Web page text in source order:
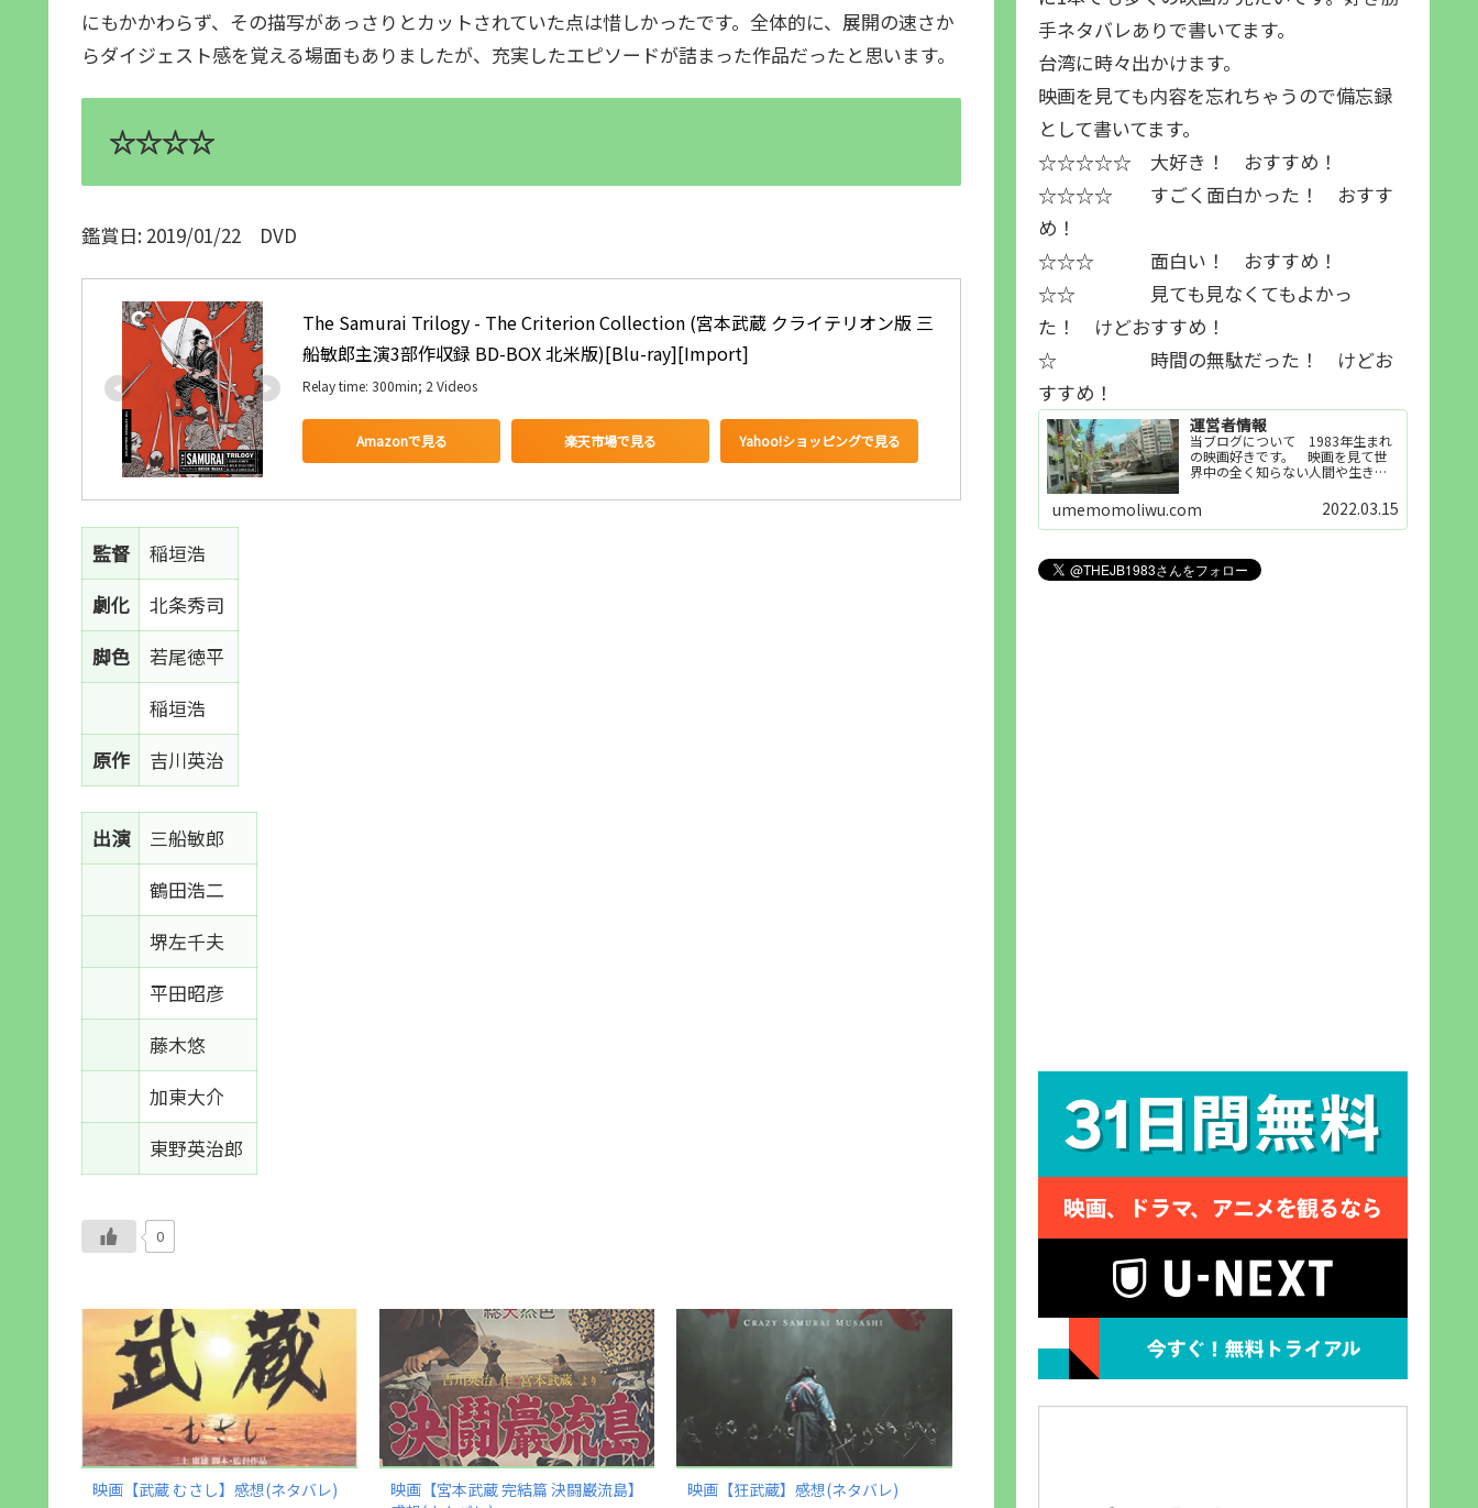
にもかかわらず、その描写があっさりとカットされていた点は惜しかったです。全体的に、展開の速さか
らダイジェスト感を覚える場面もありましたが、充実したエピソードが詰まった作品だったと思います。
☆☆☆☆
鑑賞日: 2019/01/22 DVD
The Samurai Trilogy - The Criterion Collection (宮本武蔵 クライテリオン版 三
船敏郎主演3部作収録 BD-BOX 北米版)[Blu-ray][Import]
Relay time: 300min; 2 Videos
Amazonで見る 楽天市場で見る Yahoo!ショッピングで見る
監督
稲垣浩
劇化
北条秀司
脚色
若尾徳平
稲垣浩
原作
吉川英治
出演
三船敏郎
鶴田浩二
堺左千夫
平田昭彦
藤木悠
加東大介
東野英治郎
0
映画【武蔵 むさし】感想(ネタバレ)
映画【宮本武蔵 完結篇 決闘巌流島】
映画【狂武蔵】感想(ネタバレ)
手ネタバレありで書いてます。
台湾に時々出かけます。
映画を見ても内容を忘れちゃうので備忘録
として書いてます。
☆☆☆☆☆ 大好き！ おすすめ！
☆☆☆☆ すごく面白かった！ おすす
め！
☆☆☆ 面白い！ おすすめ！
☆☆ 見ても見なくてもよかっ
た！ けどおすすめ！
☆ 時間の無駄だった！ けどお
すすめ！
運営者情報
当ブログについて 1983年生まれ
の映画好きです。 映画を見て世
界中の全く知らない人間や生き物
世界知らない世界に触れることが
好きで映画を見てます。「映画を
見られれば幸福度を高い」とわか
umemomoliwu.com 2022.03.15